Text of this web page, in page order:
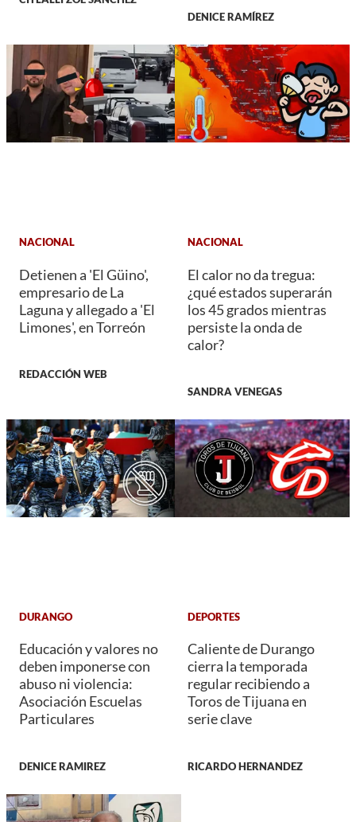
DENICE RAMÍREZ
NACIONAL
Detienen a 'El Güino',
empresario de La
Laguna y allegado a 'El
Limones', en Torreón
REDACCIÓN WEB
NACIONAL
El calor no da tregua:
¿qué estados superarán
los 45 grados mientras
persiste la onda de
calor?
SANDRA VENEGAS
DURANGO
Educación y valores no
deben imponerse con
abuso ni violencia:
Asociación Escuelas
Particulares
DENICE RAMIREZ
DEPORTES
Caliente de Durango
cierra la temporada
regular recibiendo a
Toros de Tijuana en
serie clave
RICARDO HERNANDEZ